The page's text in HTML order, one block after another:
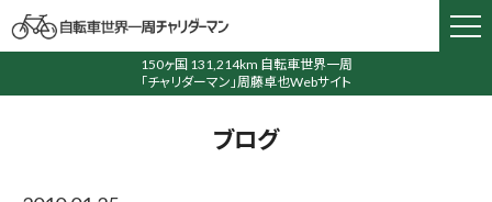
150ヶ国 131,214km 自転車世界一周
「チャリダーマン」周藤卓也Webサイト
ブログ